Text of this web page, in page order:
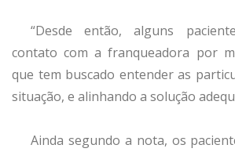
“Desde então, alguns
contato com a franqueadora por
que tem buscado entender as
situação, e alinhando a solução
Ainda segundo a nota, os